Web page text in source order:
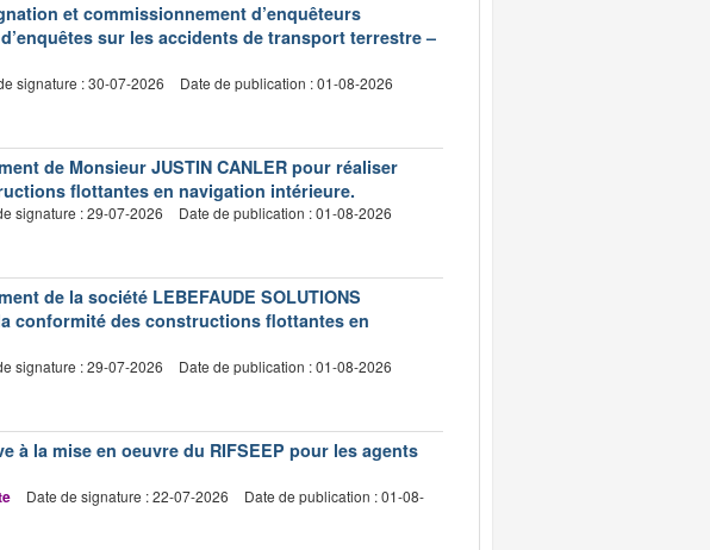
et commissionnement d’enquêteurs
sur les accidents de transport terrestre –
signature : 30-07-2026 Date de publication : 01-08-2026
de Monsieur JUSTIN CANLER pour réaliser
flottantes en navigation intérieure.
signature : 29-07-2026 Date de publication : 01-08-2026
de la société LEBEFAUDE SOLUTIONS
conformité des constructions flottantes en
signature : 29-07-2026 Date de publication : 01-08-2026
à la mise en oeuvre du RIFSEEP pour les agents
Date de signature : 22-07-2026
Date de publication : 01-08-